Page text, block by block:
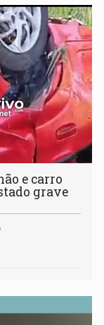
e carro
grave